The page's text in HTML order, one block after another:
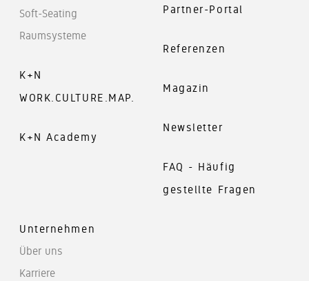
Soft-Seating
Raumsysteme
K+N
WORK.CULTURE.MAP.
K+N Academy
Partner-Portal
Referenzen
Magazin
Newsletter
FAQ - Häufig
gestellte Fragen
Unternehmen
Über uns
Karriere